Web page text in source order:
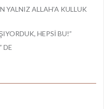
YALNIZ ALLAH’A KULLUK
HEPSİ BU!”
DE